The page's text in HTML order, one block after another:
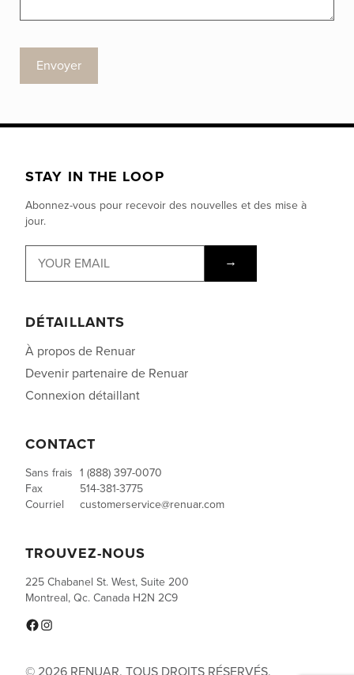
Envoyer
STAY IN THE LOOP
Abonnez-vous pour recevoir des nouvelles et des mise à
jour.
→
DÉTAILLANTS
À propos de Renuar
Devenir partenaire de Renuar
Connexion détaillant
CONTACT
Sans frais 1 (888) 397-0070
Fax
514-381-3775
Courriel
customerservice@renuar.com
TROUVEZ-NOUS
225 Chabanel St. West, Suite 200
Montreal, Qc. Canada H2N 2C9
Facebook
Instagram